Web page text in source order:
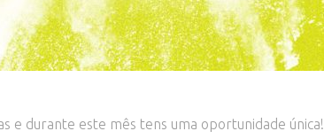
e durante este mês tens uma oportunidade única!